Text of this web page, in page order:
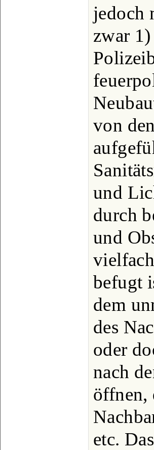
jedoch
zwar
von
und
durch
und
befugt
dem
des
oder
nach
öffnen,
etc.